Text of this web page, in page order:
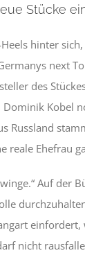
Stücke
hinter
next
des
Kobel
Russland
reale Ehefrau
Auf der
nicht